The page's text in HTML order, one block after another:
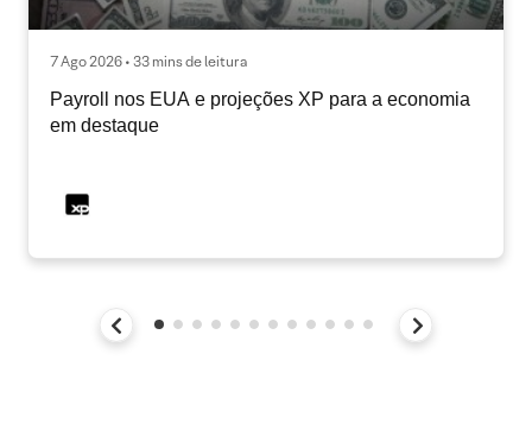
7 Ago 2026 • 33 mins de leitura
Payroll nos EUA e projeções XP para a economia
em destaque